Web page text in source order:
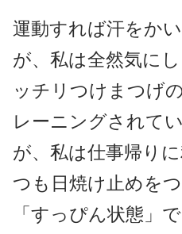
運動すれば汗をか
が、私は全然気に
ッチリつけまつげ
レーニングされて
が、私は仕事帰り
つも日焼け止めを
「すっぴん状態」